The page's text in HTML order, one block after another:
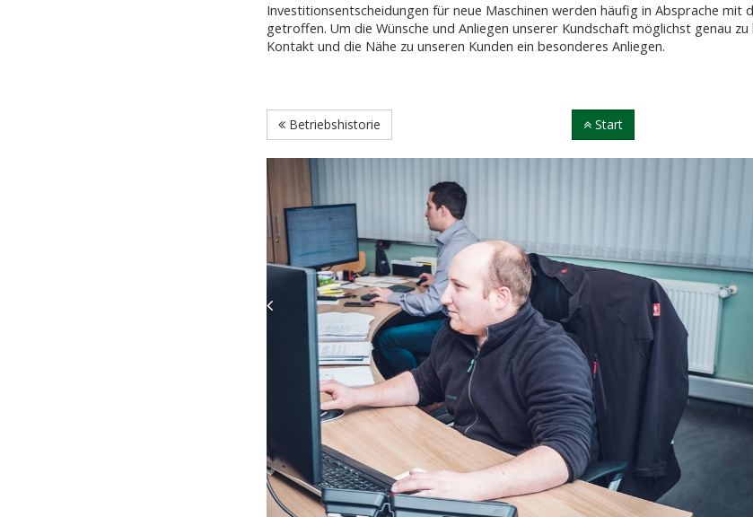
Investitionsentscheidungen für neue Maschinen werden häufig in Absprache mit
getroffen. Um die Wünsche und Anliegen unserer Kundschaft möglichst genau
Kontakt und die Nähe zu unseren Kunden ein besonderes Anliegen.
Betriebshistorie Start
Previous